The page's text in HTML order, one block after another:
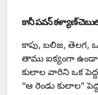
కానీ పవన్ కళ్యాణ్
కాపు, బలిజ, తెలగ,
తాము ఐక్యంగా
కులాల వారిని ఒక
“ఆ రెండు కులాల”